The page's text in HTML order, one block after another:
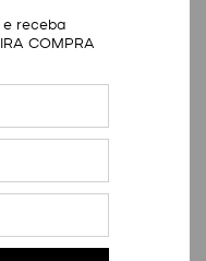
receba
COMPRA
o produto